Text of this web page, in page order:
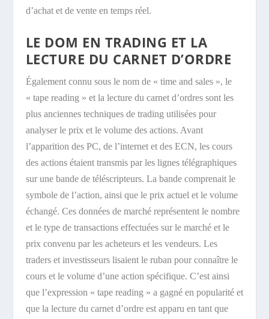
d’achat et de vente en temps réel.
LE DOM EN TRADING ET LA
LECTURE DU CARNET D’ORDRE
Également connu sous le nom de « time and sales », le
« tape reading » et la lecture du carnet d’ordres sont les
plus anciennes techniques de trading utilisées pour
analyser le prix et le volume des actions. Avant
l’apparition des PC, de l’internet et des ECN, les cours
des actions étaient transmis par les lignes télégraphiques
sur une bande de téléscripteurs. La bande comprenait le
symbole de l’action, ainsi que le prix actuel et le volume
échangé. Ces données de marché représentent le nombre
et le type de transactions effectuées sur le marché et le
prix convenu par les acheteurs et les vendeurs. Les
traders et investisseurs lisaient le ruban pour connaître le
cours et le volume d’une action spécifique. C’est ainsi
que l’expression « tape reading » a gagné en popularité et
que la lecture du carnet d’ordre est apparu en tant que